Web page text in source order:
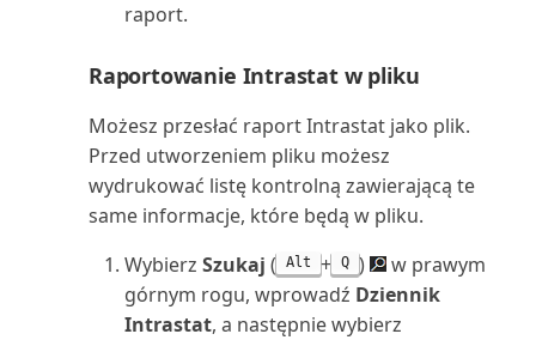
Wyciąg nabywcy (raport)
Wyciąg rachunku
Wydajność konserwacji (raport)
Wygasłe wiersze umów: Test
(raport)
Wyjątki VAT (raport)
raport.
Raportowanie Intrastat w pliku
Możesz przesłać raport Intrastat jako plik.
Przed utworzeniem pliku możesz
wydrukować listę kontrolną zawierającą te
same informacje, które będą w pliku.
Wybierz Szukaj ( Alt + Q )
w prawym
górnym rogu, wprowadź Dziennik
Intrastat, a następnie wybierz